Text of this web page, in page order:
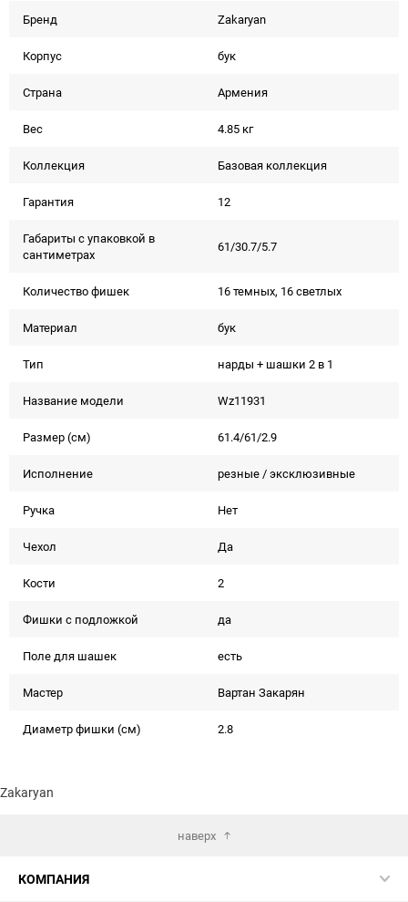
Бренд Zakaryan
Корпус бук
Страна Армения
Вес 4.85 кг
Коллекция Базовая коллекция
Гарантия 12
Габариты с упаковкой в
сантиметрах
61/30.7/5.7
Количество фишек 16 темных, 16 светлых
Материал бук
Тип нарды + шашки 2 в 1
Название модели Wz11931
Размер (см) 61.4/61/2.9
Исполнение резные / эксклюзивные
Ручка Нет
Чехол Да
Кости 2
Фишки с подложкой да
Поле для шашек есть
Мастер Вартан Закарян
Диаметр фишки (см) 2.8
Zakaryan
наверх
КОМПАНИЯ